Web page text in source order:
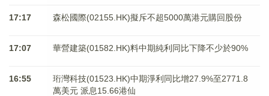
17:17 森松國際(02155.HK)擬斥不超5000萬港元購回股份
17:07 華營建築(01582.HK)料中期純利同比下降不少於90%
16:55
珩灣科技(01523.HK)中期淨利同比增27.9%至2771.8
萬美元 派息15.66港仙